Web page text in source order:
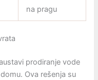
na pragu
prodiranje vode
Ova rešenja su